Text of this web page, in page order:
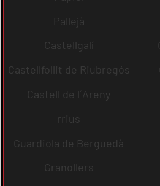
Pallejà
Castellgalí
Castellfollit de Riubregós
Castell de l´Areny
rrius
Guardiola de Berguedà
Granollers